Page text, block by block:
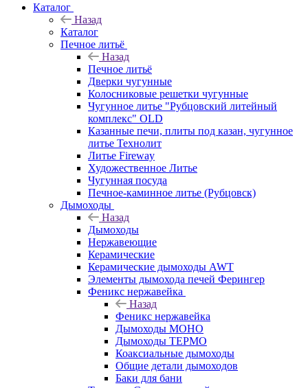
Каталог
Назад
Каталог
Печное литьё
Назад
Печное литьё
Дверки чугунные
Колосниковые решетки чугунные
Чугунное литье "Рубцовский литейный
комплекс" OLD
Казанные печи, плиты под казан, чугунное
литье Технолит
Литье Fireway
Художественное Литье
Чугунная посуда
Печное-каминное литье (Рубцовск)
Дымоходы
Назад
Дымоходы
Нержавеющие
Керамические
Керамические дымоходы AWT
Элементы дымохода печей Ферингер
Феникс нержавейка
Назад
Феникс нержавейка
Дымоходы МОНО
Дымоходы ТЕРМО
Коаксиальные дымоходы
Общие детали дымоходов
Баки для бани